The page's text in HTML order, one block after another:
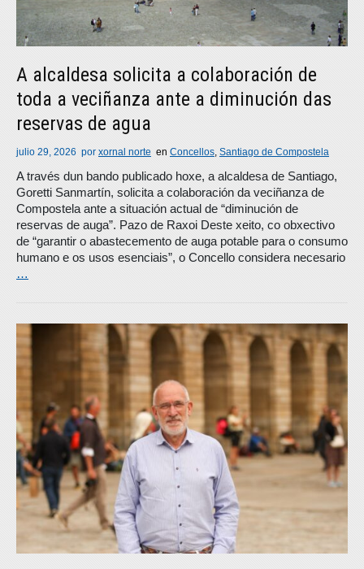
A alcaldesa solicita a colaboración de
toda a veciñanza ante a diminución das
reservas de agua
julio 29, 2026 por xornal norte en Concellos, Santiago de Compostela
A través dun bando publicado hoxe, a alcaldesa de Santiago,
Goretti Sanmartín, solicita a colaboración da veciñanza de
Compostela ante a situación actual de “diminución de
reservas de auga”. Pazo de Raxoi Deste xeito, co obxectivo
de “garantir o abastecemento de auga potable para o consumo
humano e os usos esenciais”, o Concello considera necesario
…